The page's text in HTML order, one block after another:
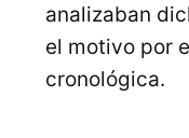
analizaban
el motivo por
cronológica.